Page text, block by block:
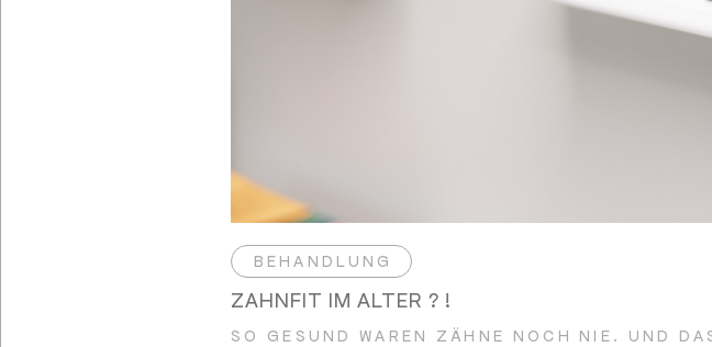
BEHANDLUNG
ZAHNFIT IM ALTER ? !
SO GESUND WAREN ZÄHNE NOCH NIE. UND